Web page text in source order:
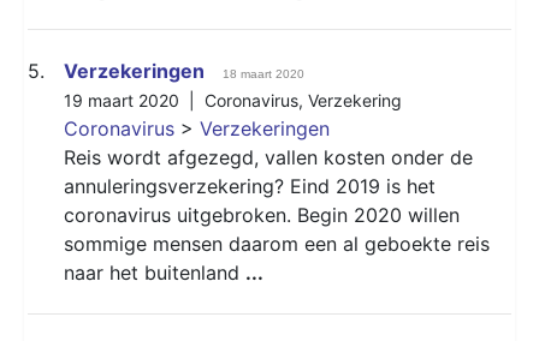
5. Verzekeringen 18 maart 2020
19 maart 2020 | Coronavirus, Verzekering
Coronavirus > Verzekeringen
Reis wordt afgezegd, vallen kosten onder de
annuleringsverzekering? Eind 2019 is het
coronavirus uitgebroken. Begin 2020 willen
sommige mensen daarom een al geboekte reis
naar het buitenland ...